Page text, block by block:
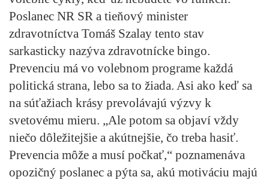
Poslanec NR SR a tieňový minister
zdravotníctva Tomáš Szalay tento stav
sarkasticky nazýva zdravotnícke bingo.
Prevenciu má vo volebnom programe každá
politická strana, lebo sa to žiada. Asi ako keď sa
na súťažiach krásy prevolávajú výzvy k
svetovému mieru. „Ale potom sa objaví vždy
niečo dôležitejšie a akútnejšie, čo treba hasiť.
Prevencia môže a musí počkať,“ poznamenáva
opozičný poslanec a pýta sa, akú motiváciu majú